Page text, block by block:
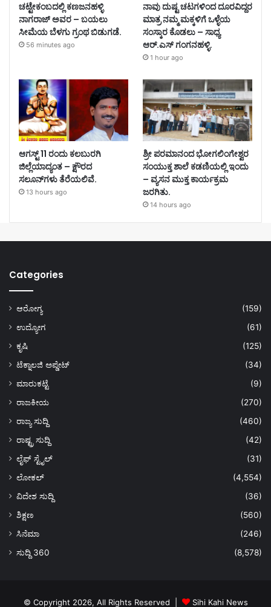
ಚಟ್ಟೇಕಂಬದಲ್ಲಿ ಕಣಜನಹಳ್ಳಿ
ನಾಗರಾಜ್ ಅವರ – ಬಯಲು
ಸೀಮೆಯ ಬೆಳಗು ಗ್ರಂಥ ಬಿಡುಗಡೆ.
56 minutes ago
ನಾವು ದುಷ್ಟ ಚಟಗಳಿಂದ ದೂರವಿದ್ದರ
ಮಾತ್ರ ನಮ್ಮ ಮಕ್ಕಳಿಗೆ ಒಳ್ಳೆಯ
ಸಂಸ್ಕಾರ ಕೊಡಲು – ಸಾಧ್ಯ
ಆರ್.ಎಸ್ ಗಂಗನಹಳ್ಳಿ.
1 hour ago
ಆಗಸ್ಟ್ 11 ರಂದು ಕಲಬುರಗಿ
ಜಿಲ್ಲೆಯಾದ್ಯಂತ – ಕ್ಷೌರದ
ಸಲೂನ್‌ಗಳು ತೆರೆಯಲಿವೆ.
13 hours ago
ಶ್ರೀ ಪರಮಾನಂದ ಭೋಗಲಿಂಗೇಶ್ವರ
ಸಂಯುಕ್ತ ಶಾಲೆ ಕಡಣಿಯಲ್ಲಿ ಇಂದು
– ವ್ಯಸನ ಮುಕ್ತ ಕಾರ್ಯಕ್ರಮ
ಜರಗಿತು.
14 hours ago
Categories
ಆರೋಗ್ಯ
(159)
ಉದ್ಯೋಗ
(61)
ಕೃಷಿ
(125)
ಟೆಕ್ನಾಲಜಿ ಅಪ್ಡೇಟ್
(34)
ಮಾರುಕಟ್ಟೆ
(9)
ರಾಜಕೀಯ
(270)
ರಾಜ್ಯ ಸುದ್ದಿ
(460)
ರಾಷ್ಟ್ರ ಸುದ್ದಿ
(42)
ಲೈಫ್ ಸ್ಟೈಲ್
(31)
ಲೋಕಲ್
(4,554)
ವಿದೇಶ ಸುದ್ದಿ
(36)
ಶಿಕ್ಷಣ
(560)
ಸಿನೆಮಾ
(246)
ಸುದ್ದಿ 360
(8,578)
© Copyright 2026, All Rights Reserved | Sihi Kahi News